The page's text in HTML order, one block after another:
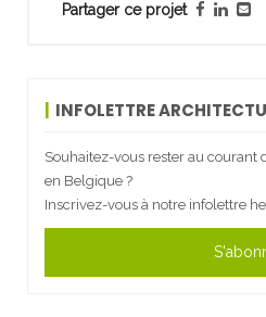
Partager ce projet
INFOLETTRE
Souhaitez-vous rester au
en Belgique ?
Inscrivez-vous à notre infolettre